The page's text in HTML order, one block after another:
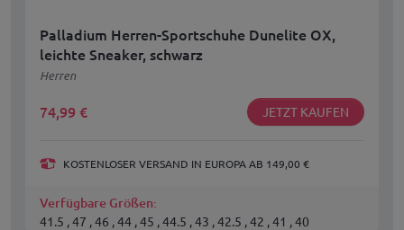
Palladium Herren-Sportschuhe Dunelite OX,
leichte Sneaker, schwarz
Herren
74,99 € JETZT KAUFEN
KOSTENLOSER VERSAND IN EUROPA AB 149,00 €
Verfügbare Größen:
41.5 , 47 , 46 , 44 , 45 , 44.5 , 43 , 42.5 , 42 , 41 , 40